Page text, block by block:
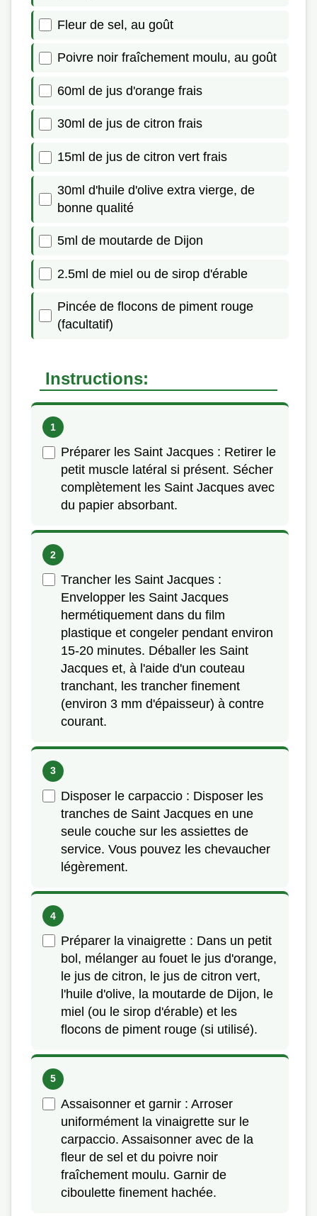
Fleur de sel, au goût
Poivre noir fraîchement moulu, au goût
60ml de jus d'orange frais
30ml de jus de citron frais
15ml de jus de citron vert frais
30ml d'huile d'olive extra vierge, de
bonne qualité
5ml de moutarde de Dijon
2.5ml de miel ou de sirop d'érable
Pincée de flocons de piment rouge
(facultatif)
Instructions:
Préparer les Saint Jacques : Retirer le
petit muscle latéral si présent. Sécher
complètement les Saint Jacques avec
du papier absorbant.
Trancher les Saint Jacques :
Envelopper les Saint Jacques
hermétiquement dans du film
plastique et congeler pendant environ
15-20 minutes. Déballer les Saint
Jacques et, à l'aide d'un couteau
tranchant, les trancher finement
(environ 3 mm d'épaisseur) à contre
courant.
Disposer le carpaccio : Disposer les
tranches de Saint Jacques en une
seule couche sur les assiettes de
service. Vous pouvez les chevaucher
légèrement.
Préparer la vinaigrette : Dans un petit
bol, mélanger au fouet le jus d'orange,
le jus de citron, le jus de citron vert,
l'huile d'olive, la moutarde de Dijon, le
miel (ou le sirop d'érable) et les
flocons de piment rouge (si utilisé).
Assaisonner et garnir : Arroser
uniformément la vinaigrette sur le
carpaccio. Assaisonner avec de la
fleur de sel et du poivre noir
fraîchement moulu. Garnir de
ciboulette finement hachée.